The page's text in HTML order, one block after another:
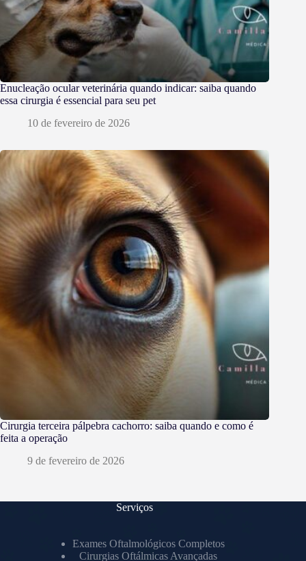
Enucleação ocular veterinária quando indicar: saiba quando
essa cirurgia é essencial para seu pet
10 de fevereiro de 2026
Cirurgia terceira pálpebra cachorro: saiba quando e como é
feita a operação
9 de fevereiro de 2026
Serviços
Exames Oftalmológicos Completos
Cirurgias Oftálmicas Avançadas